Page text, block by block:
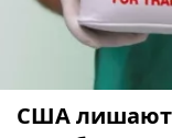
США лишают